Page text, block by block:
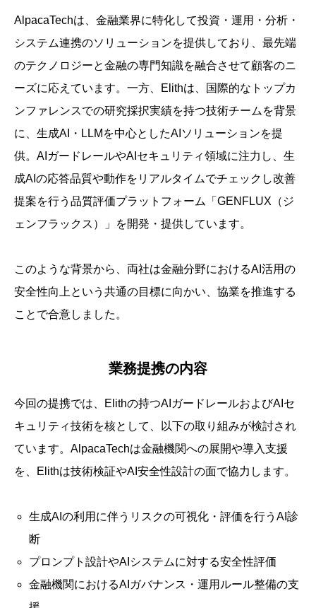
AlpacaTechは、金融業界に特化して投資・運用・分析・
システム連携のソリューションを提供しており、最先端
のテクノロジーと金融の専門知識を融合させて顧客のニ
ーズに応えています。一方、Elithは、国際的なトップカ
ンファレンスでの研究採択実績を持つ技術チームを背景
に、生成AI・LLMを中心としたAIソリューションを提
供。AIガードレールやAIセキュリティ領域に注力し、生
成AIの応答品質や動作をリアルタイムでチェックし改善
提案を行う品質評価プラットフォーム「GENFLUX（ジ
ェンフラックス）」を開発・提供しています。
このような背景から、両社は金融分野におけるAI活用の
安全性向上という共通の目標に向かい、協業を推進する
ことで合意しました。
業務提携の内容
今回の提携では、Elithの持つAIガードレールおよびAIセ
キュリティ技術を核として、以下の取り組みが検討され
ています。AlpacaTechは金融機関への展開や導入支援
を、Elithは技術検証やAI安全性設計の面で協力します。
生成AIの利用に伴うリスクの可視化・評価を行うAI診
断
プロンプト設計やAIシステムに対する安全性評価
金融機関におけるAIガバナンス・運用ルール整備の支